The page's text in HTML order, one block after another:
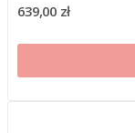
639,00 zł